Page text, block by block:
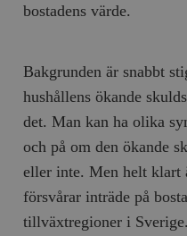
bostadens värde.
Bakgrunden är snabbt
hushållens ökande
det. Man kan ha olika
och på om den ökande
eller inte. Men helt klart
försvårar inträde på
tillväxtregioner i